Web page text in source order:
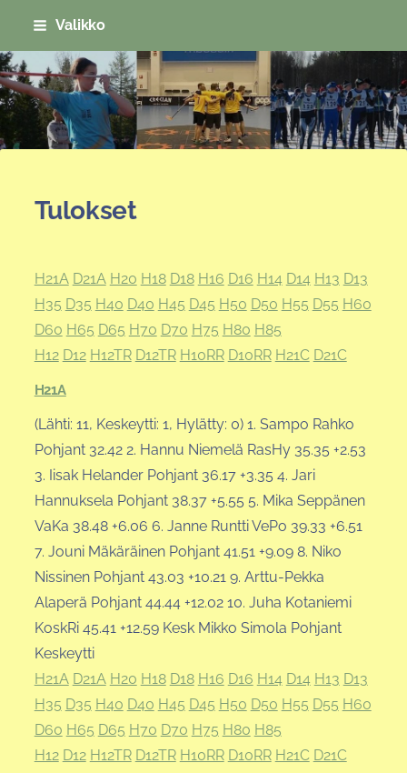
Siirry
sivun
sisältöön
Valikko
Sivuston etusivulle
Tulokset
H21A D21A H20 H18 D18 H16 D16 H14 D14 H13 D13
H35 D35 H40 D40 H45 D45 H50 D50 H55 D55 H60
D60 H65 D65 H70 D70 H75 H80 H85
H12 D12 H12TR D12TR H10RR D10RR H21C D21C
H21A
(Lähti: 11, Keskeytti: 1, Hylätty: 0) 1. Sampo Rahko
Pohjant 32.42 2. Hannu Niemelä RasHy 35.35 +2.53
3. Iisak Helander Pohjant 36.17 +3.35 4. Jari
Hannuksela Pohjant 38.37 +5.55 5. Mika Seppänen
VaKa 38.48 +6.06 6. Janne Runtti VePo 39.33 +6.51
7. Jouni Mäkäräinen Pohjant 41.51 +9.09 8. Niko
Nissinen Pohjant 43.03 +10.21 9. Arttu-Pekka
Alaperä Pohjant 44.44 +12.02 10. Juha Kotaniemi
KoskRi 45.41 +12.59 Kesk Mikko Simola Pohjant
Keskeytti
H21A D21A H20 H18 D18 H16 D16 H14 D14 H13 D13
H35 D35 H40 D40 H45 D45 H50 D50 H55 D55 H60
D60 H65 D65 H70 D70 H75 H80 H85
H12 D12 H12TR D12TR H10RR D10RR H21C D21C